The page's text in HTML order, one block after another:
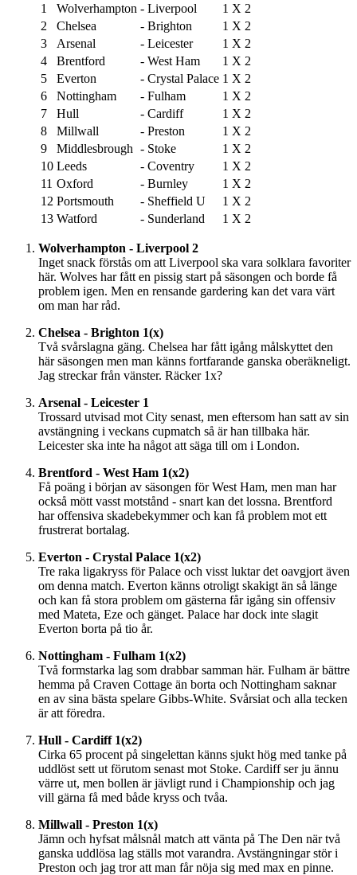
1 Wolverhampton - Liverpool 1 X 2
2
Chelsea - Brighton 1 X 2
3
Arsenal - Leicester 1 X 2
4
Brentford - West Ham 1 X 2
5
Everton - Crystal Palace 1 X 2
6
Nottingham - Fulham 1 X 2
7
Hull - Cardiff 1 X 2
8
Millwall - Preston 1 X 2
9
Middlesbrough - Stoke 1 X 2
10 Leeds - Coventry 1 X 2
11 Oxford - Burnley 1 X 2
12 Portsmouth - Sheffield U 1 X 2
13 Watford - Sunderland 1 X 2
Wolverhampton - Liverpool 2
Inget snack förstås om att Liverpool ska vara solklara favoriter
här. Wolves har fått en pissig start på säsongen och borde få
problem igen. Men en rensande gardering kan det vara värt
om man har råd.
Chelsea - Brighton 1(x)
Två svårslagna gäng. Chelsea har fått igång målskyttet den
här säsongen men man känns fortfarande ganska oberäkneligt.
Jag streckar från vänster. Räcker 1x?
Arsenal - Leicester 1
Trossard utvisad mot City senast, men eftersom han satt av sin
avstängning i veckans cupmatch så är han tillbaka här.
Leicester ska inte ha något att säga till om i London.
Brentford - West Ham 1(x2)
Få poäng i början av säsongen för West Ham, men man har
också mött vasst motstånd - snart kan det lossna. Brentford
har offensiva skadebekymmer och kan få problem mot ett
frustrerat bortalag.
Everton - Crystal Palace 1(x2)
Tre raka ligakryss för Palace och visst luktar det oavgjort även
om denna match. Everton känns otroligt skakigt än så länge
och kan få stora problem om gästerna får igång sin offensiv
med Mateta, Eze och gänget. Palace har dock inte slagit
Everton borta på tio år.
Nottingham - Fulham 1(x2)
Två formstarka lag som drabbar samman här. Fulham är bättre
hemma på Craven Cottage än borta och Nottingham saknar
en av sina bästa spelare Gibbs-White. Svårsiat och alla tecken
är att föredra.
Hull - Cardiff 1(x2)
Cirka 65 procent på singelettan känns sjukt hög med tanke på
uddlöst sett ut förutom senast mot Stoke. Cardiff ser ju ännu
värre ut, men bollen är jävligt rund i Championship och jag
vill gärna få med både kryss och tvåa.
Millwall - Preston 1(x)
Jämn och hyfsat målsnål match att vänta på The Den när två
ganska uddlösa lag ställs mot varandra. Avstängningar stör i
Preston och jag tror att man får nöja sig med max en pinne.